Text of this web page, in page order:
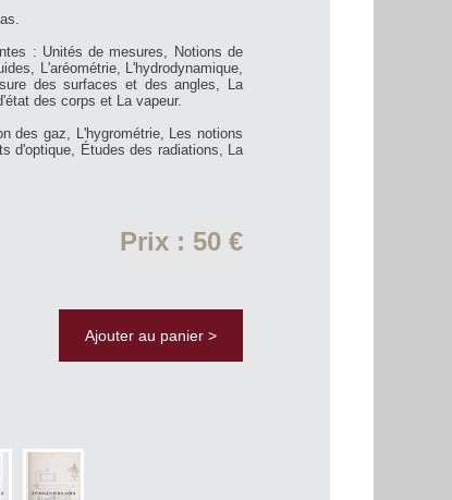
: Unités de mesures, Notions de
L'aréométrie, L'hydrodynamique,
des surfaces et des angles, La
des corps et La vapeur.
des gaz, L'hygrométrie, Les notions
d'optique, Études des radiations, La
Prix : 50 €
Ajouter au panier >